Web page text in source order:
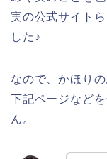
実の公式サイト
した♪
なので、かほり
下記ページなど
ん。